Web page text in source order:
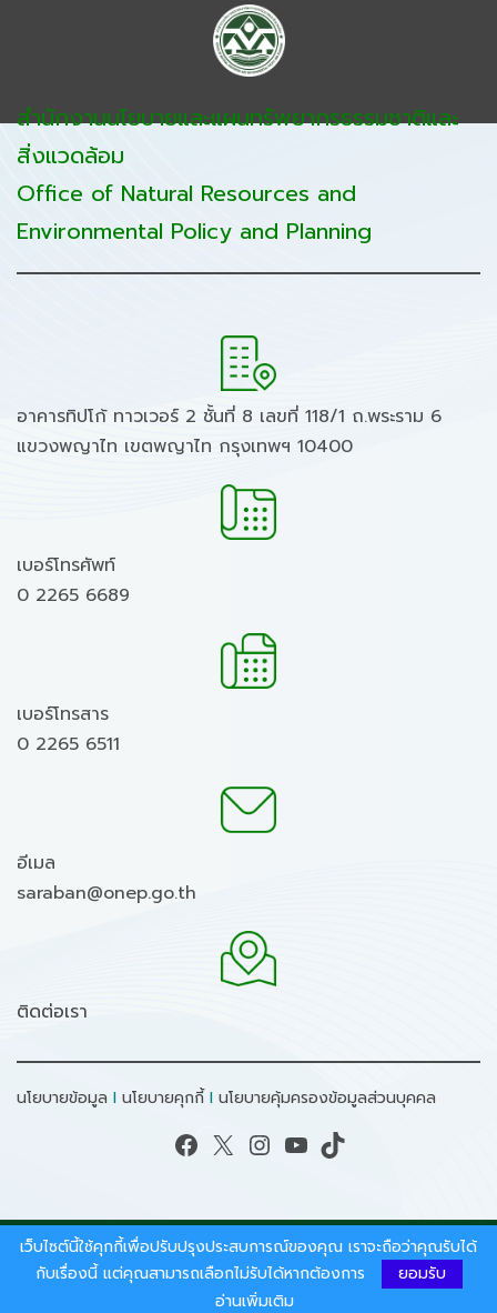
สำนักงานนโยบายและแผนทรัพยากรธรรมชาติและ
สิ่งแวดล้อม
Office of Natural Resources and
Environmental Policy and Planning
อาคารทิปโก้ ทาวเวอร์ 2 ชั้นที่ 8 เลขที่ 118/1 ถ.พระราม 6
แขวงพญาไท เขตพญาไท กรุงเทพฯ 10400
เบอร์โทรศัพท์
0 2265 6689
เบอร์โทรสาร
0 2265 6511
อีเมล
saraban@onep.go.th
ติดต่อเรา
นโยบายข้อมูล I นโยบายคุกกี้ I นโยบายคุ้มครองข้อมูลส่วนบุคคล
Facebook X Instagram YouTube TikTok
สงวนลิขสิทธิ์ © 2026 - สำนักงานนโยบายและแผน
ทรัพยากรธรรมชาติและสิ่งแวดล้อม.
เว็บไซต์นี้ใช้คุกกี้เพื่อปรับปรุงประสบการณ์ของคุณ เราจะถือว่าคุณรับได้
กับเรื่องนี้ แต่คุณสามารถเลือกไม่รับได้หากต้องการ
ยอมรับ
อ่านเพิ่มเติม